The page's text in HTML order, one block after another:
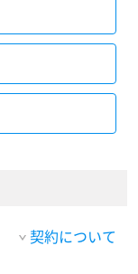
契約について